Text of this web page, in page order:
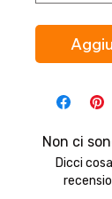
Non ci
Dicci